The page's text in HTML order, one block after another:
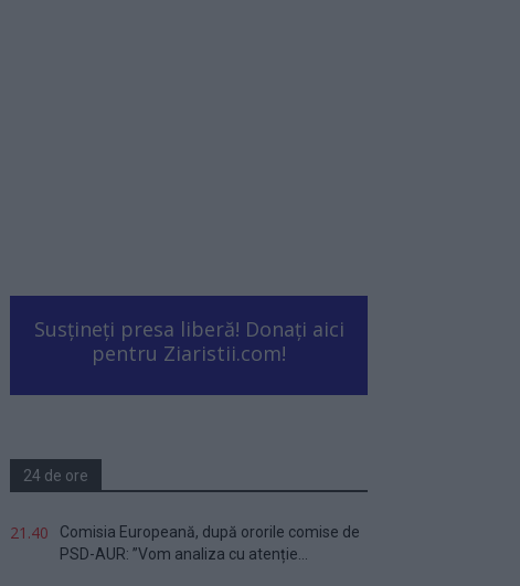
Susțineți presa liberă! Donați aici
pentru Ziaristii.com!
24 de ore
21.40
Comisia Europeană, după ororile comise de
PSD-AUR: ”Vom analiza cu atenție...